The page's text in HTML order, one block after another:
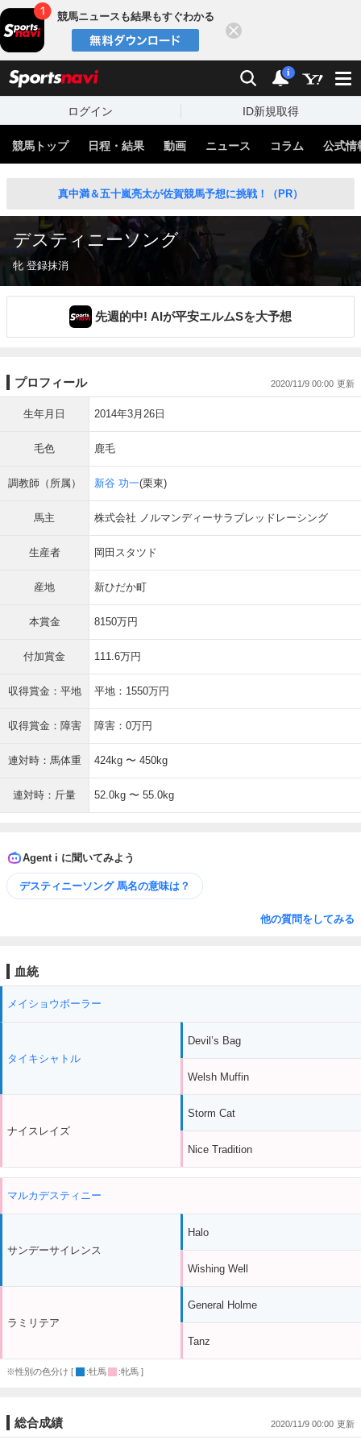
競馬ニュースも結果もすぐわかる
検索 通知
i
ログイン ID新規取得
競馬トップ 日程・結果 動画 ニュース コラム 公式情
真中満＆五十嵐亮太が佐賀競馬予想に挑戦！（PR）
デスティニーソング
牝 登録抹消
先週的中! AIが平安エルムSを大予想
プロフィール 2020/11/9 00:00
生年月日 2014年3月26日
毛色 鹿毛
調教師（所属） 新谷 功一(栗東)
馬主 株式会社 ノルマンディーサラブレッドレーシング
生産者 岡田スタツド
産地 新ひだか町
本賞金 8150万円
付加賞金 111.6万円
収得賞金：平地 平地：1550万円
収得賞金：障害 障害：0万円
連対時：馬体重 424kg 〜 450kg
連対時：斤量 52.0kg 〜 55.0kg
Agent i に聞いてみよう
デスティニーソング 馬名の意味は？
他の質問をしてみる
血統
メイショウボーラー
タイキシャトル
ナイスレイズ
Devil’s Bag
Welsh Muffin
Storm Cat
Nice Tradition
マルカデスティニー
サンデーサイレンス
ラミリテア
Halo
Wishing Well
General Holme
Tanz
※性別の色分け [ :牡馬 :牝馬 ]
総合成績 2020/11/9 00:00